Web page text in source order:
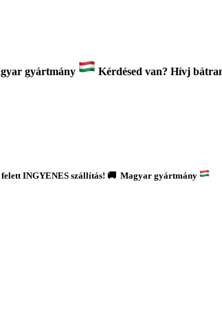
gyártmány Kérdésed van? Hívj
INGYENES szállítás! 🚚 Magyar gyártmány